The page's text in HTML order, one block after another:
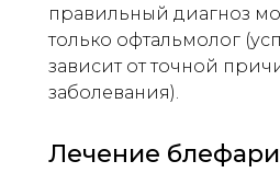
правильный диагноз
только офтальмолог
зависит от точной
заболевания).
Лечение